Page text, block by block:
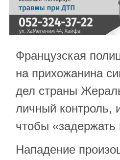
Французская
на прихожанина
дел страны
личный контроль,
чтобы «задержать
Нападение